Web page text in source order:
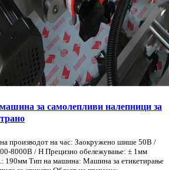
за самолепливи налепници за
на производот на час: Заокружено шише 50B /
8000B / H Прецизно обележување: ± 1мм
190мм Тип на машина: Машина за етикетирање